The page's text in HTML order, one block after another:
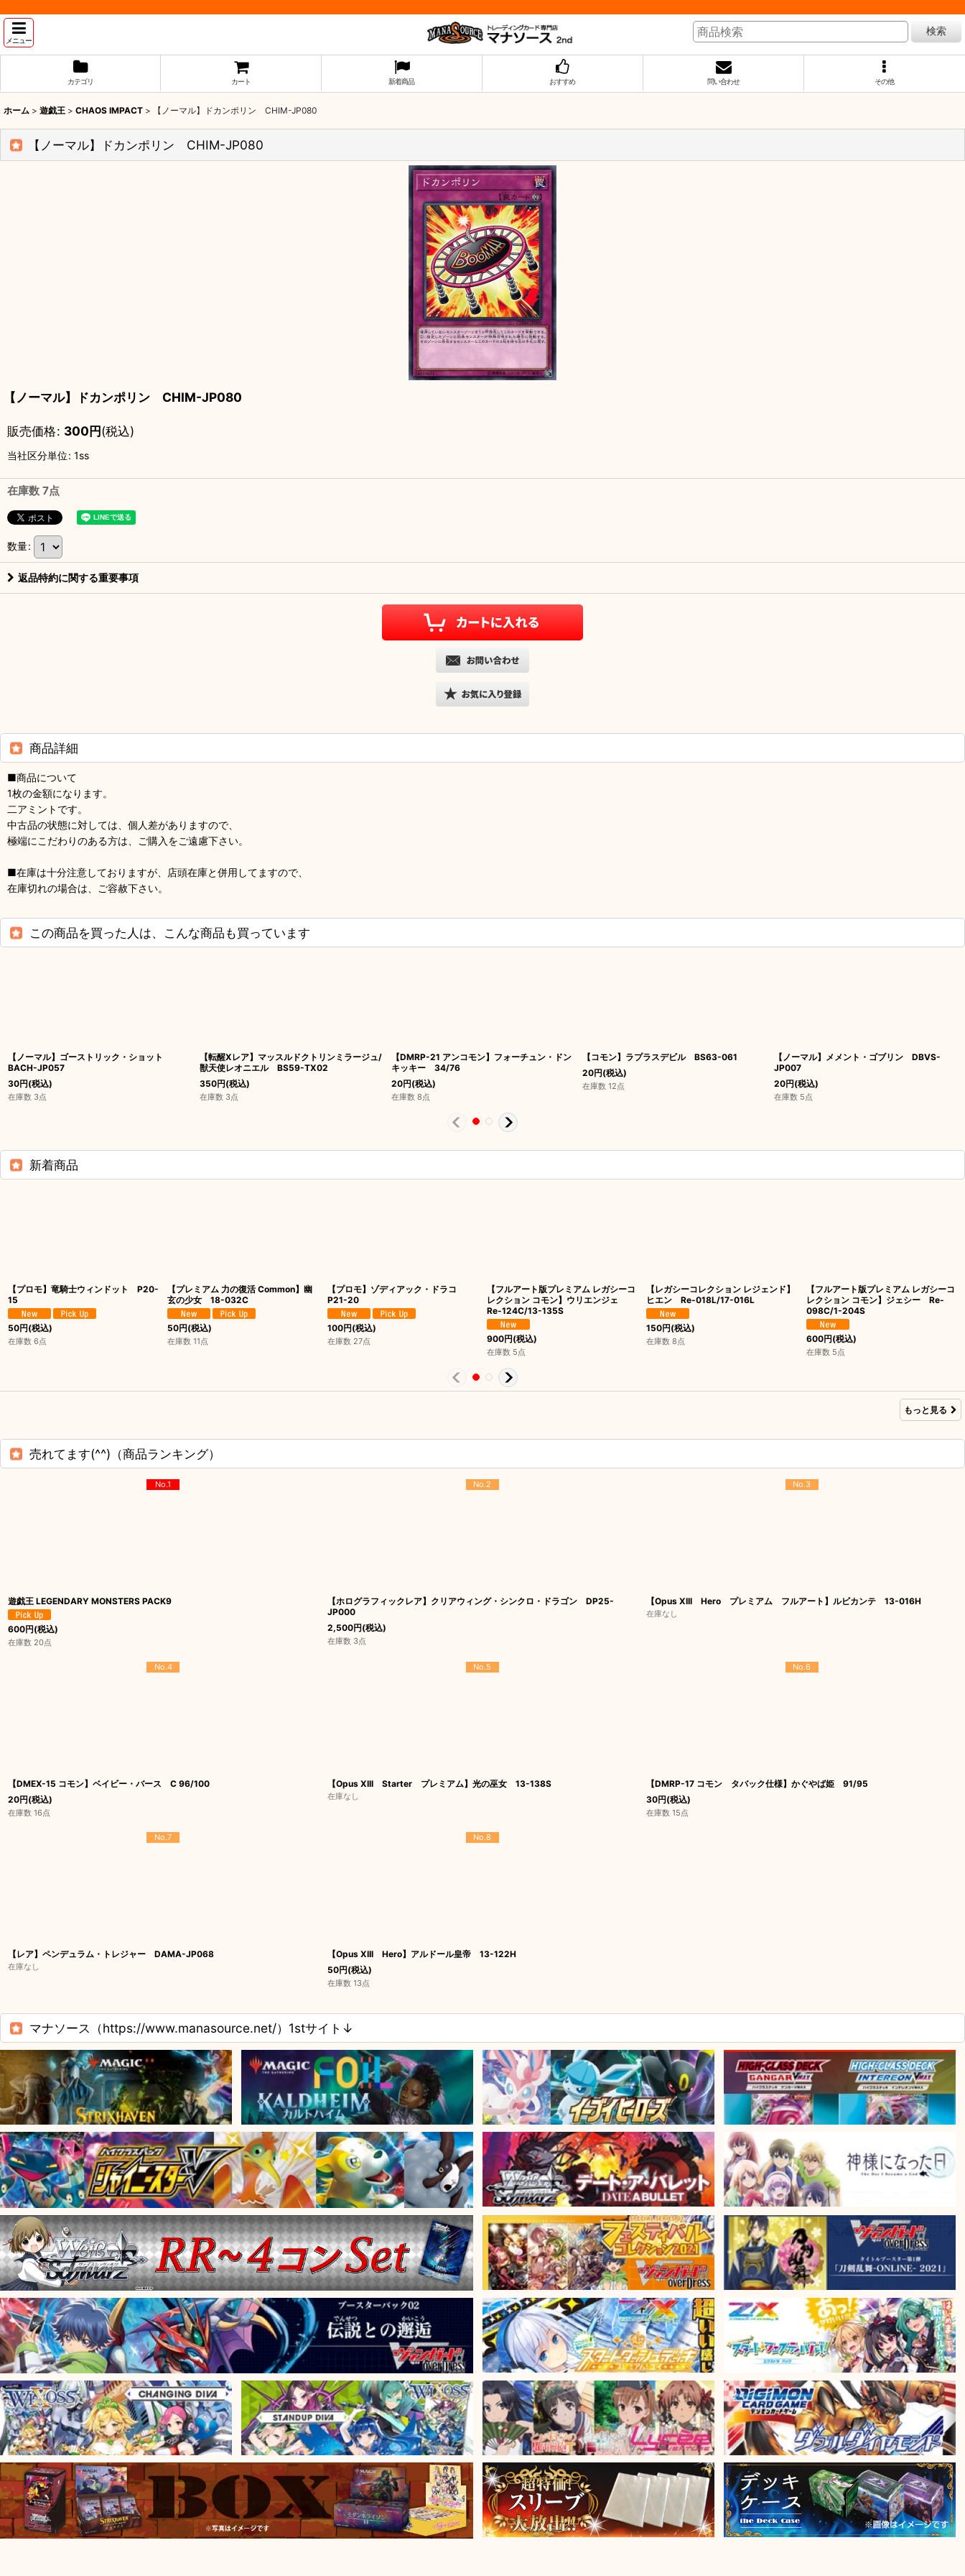
メニュー
検索
カテゴリ カート 新着商品 おすすめ 問い合わせ その他
ホーム > 遊戯王 > CHAOS IMPACT > 【ノーマル】ドカンポリン CHIM-JP080
【ノーマル】ドカンポリン CHIM-JP080
【ノーマル】ドカンポリン CHIM-JP080
販売価格: 300円(税込)
当社区分単位: 1ss
在庫数 7点
数量:
返品特約に関する重要事項
商品詳細
■商品について
1枚の金額になります。
二アミントです。
中古品の状態に対しては、個人差がありますので、
極端にこだわりのある方は、ご購入をご遠慮下さい。
■在庫は十分注意しておりますが、店頭在庫と併用してますので、
在庫切れの場合は、ご容赦下さい。
この商品を買った人は、こんな商品も買っています
【ノーマル】ゴーストリック・ショット
BACH-JP057
30円(税込)
在庫数 3点
【転醒Xレア】マッスルドクトリンミラージュ/
獣天使レオニエル BS59-TX02
350円(税込)
在庫数 3点
【DMRP-21 アンコモン】フォーチュン・ドン
キッキー 34/76
20円(税込)
在庫数 8点
【コモン】ラプラスデビル BS63-061
20円(税込)
在庫数 12点
【ノーマル】メメント・ゴブリン DBVS-
JP007
20円(税込)
在庫数 5点
新着商品
【プロモ】竜騎士ウィンドット P20-
15
50円(税込)
在庫数 6点
【プレミアム 力の復活 Common】幽
玄の少女 18-032C
50円(税込)
在庫数 11点
【プロモ】ゾディアック・ドラコ
P21-20
100円(税込)
在庫数 27点
【フルアート版プレミアム レガシーコ
レクション コモン】ウリエンジェ
Re-124C/13-135S
900円(税込)
在庫数 5点
【レガシーコレクション レジェンド】
ヒエン Re-018L/17-016L
150円(税込)
在庫数 8点
【フルアート版プレミアム レガシーコ
レクション コモン】ジェシー Re-
098C/1-204S
600円(税込)
在庫数 5点
もっと見る
売れてます(^^)（商品ランキング）
No.1
遊戯王 LEGENDARY MONSTERS PACK9
600円(税込)
在庫数 20点
No.2
【ホログラフィックレア】クリアウィング・シンクロ・ドラゴン DP25-
JP000
2,500円(税込)
在庫数 3点
No.3
【Opus XIII Hero プレミアム フルアート】ルビカンテ 13-016H
在庫なし
No.4
【DMEX-15 コモン】ベイビー・バース C 96/100
20円(税込)
在庫数 16点
No.5
【Opus XIII Starter プレミアム】光の巫女 13-138S
在庫なし
No.6
【DMRP-17 コモン タバック仕様】かぐやば姫 91/95
30円(税込)
在庫数 15点
No.7
【レア】ペンデュラム・トレジャー DAMA-JP068
在庫なし
No.8
【Opus XIII Hero】アルドール皇帝 13-122H
50円(税込)
在庫数 13点
マナソース（https://www.manasource.net/）1stサイト↓